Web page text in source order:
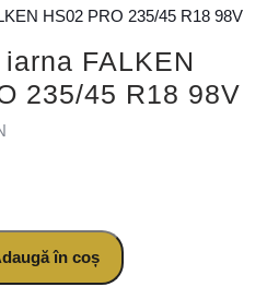
HS02 PRO 235/45 R18 98V
FALKEN
235/45 R18 98V
iarna FALKEN HS02 PRO 235/45
în coș